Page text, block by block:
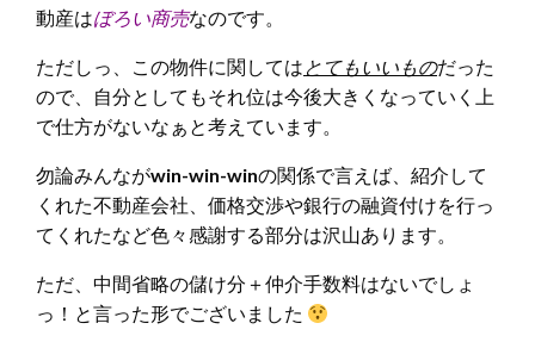
動産はぼろい商売なのです。
ただしっ、この物件に関しては とてもいいものだった
ので、自分としてもそれ位は今後大きくなっていく上
で仕方がないなぁと考えています。
勿論みんながwin-win-winの関係で言えば、紹介して
くれた不動産会社、価格交渉や銀行の融資付けを行っ
てくれたなど色々感謝する部分は沢山あります。
ただ、中間省略の儲け分＋仲介手数料はないでしょ
っ！と言った形でございました